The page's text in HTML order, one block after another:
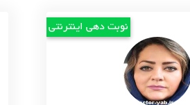
نوبت دهی اینترنتی